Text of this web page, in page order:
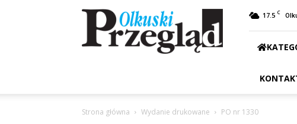
Przegląd
Olkuski
17.5 C
Strona główna Wydanie drukowane PO nr 1330